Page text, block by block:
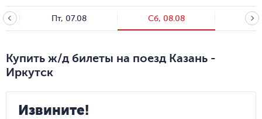
Пт, 07.08 Сб, 08.08 Вс,
Купить ж/д билеты на поезд Казань -
Иркутск
Извините!